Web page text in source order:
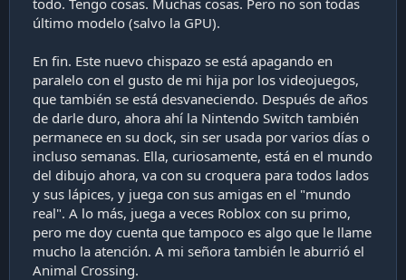
último modelo (salvo la GPU).
En fin. Este nuevo chispazo se está apagando en
paralelo con el gusto de mi hija por los videojuegos,
que también se está desvaneciendo. Después de años
de darle duro, ahora ahí la Nintendo Switch también
permanece en su dock, sin ser usada por varios días o
incluso semanas. Ella, curiosamente, está en el mundo
del dibujo ahora, va con su croquera para todos lados
y sus lápices, y juega con sus amigas en el "mundo
real". A lo más, juega a veces Roblox con su primo,
pero me doy cuenta que tampoco es algo que le llame
mucho la atención. A mi señora también le aburrió el
Animal Crossing.